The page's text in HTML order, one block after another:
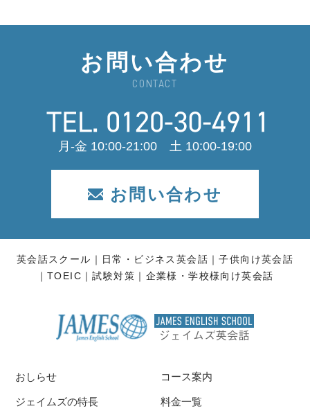
お問い合わせ
CONTACT
月-金 10:00-21:00 土 10:00-19:00
お問い合わせ
英会話スクール 日常・ビジネス英会話
子供向け英会話
TOEIC
試験対策 企業様・学校様向け英会話
おしらせ
ジェイムズの特長
コース案内
料金一覧